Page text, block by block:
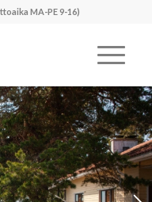
MA-PE 9-16)